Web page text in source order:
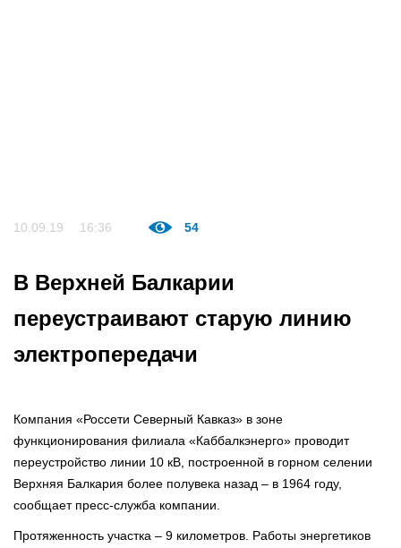
10.09.19 16:36 54
В Верхней Балкарии
переустраивают старую линию
электропередачи
Компания «Россети Северный Кавказ» в зоне
функционирования филиала «Каббалкэнерго» проводит
переустройство линии 10 кВ, построенной в горном селении
Верхняя Балкария более полувека назад – в 1964 году,
сообщает пресс-служба компании.
Протяженность участка – 9 километров. Работы энергетиков